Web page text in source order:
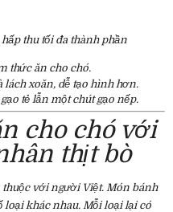
thu tối đa thành phần
thức ăn cho chó.
lách xoăn, dễ tạo hình hơn.
tẻ lẫn một chút gạo nếp.
cho chó với
thịt bò
với người Việt. Món bánh
loại khác nhau. Mỗi loại lại có